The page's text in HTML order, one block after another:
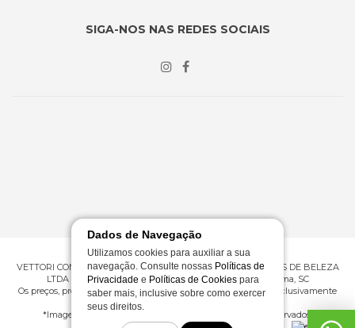
SIGA-NOS NAS REDES SOCIAIS
VETTORI COMERCIO ATACADISTA E VAREJISTA DE PRODUTOS DE BELEZA
LTDA ME | CNPJ 09.430.602/0001-53 | Rua 276, 360 - Itapema, SC
Os preços, promoções e condições de pagamento são válidos exclusivamente
para compras efetuadas em nossa loja virtual.
*Imagens meramente ilustrativas | © Todos os direitos reservados.
Dados de Navegação
Utilizamos cookies para auxiliar a sua
navegação. Consulte nossas Políticas de
Privacidade e Políticas de Cookiespara
saber mais, inclusive sobre como exercer
seus direitos.